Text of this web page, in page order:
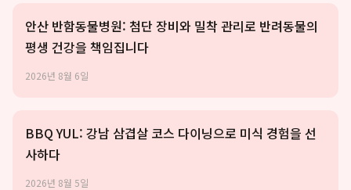
안산 반함동물병원: 첨단 장비와 밀착 관리로 반려동물의
평생 건강을 책임집니다
2026년 8월 6일
BBQ YUL: 강남 삼겹살 코스 다이닝으로 미식 경험을 선
사하다
2026년 8월 5일